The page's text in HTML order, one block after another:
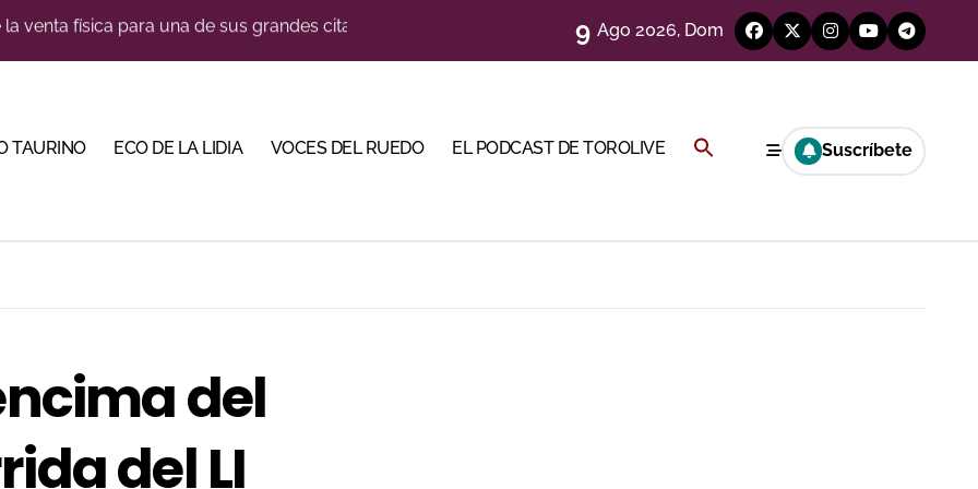
sitio con una gran faena y dos orejas
en una noche de recortes, emoción y gran ambiente
abren la Puerta Grande en una tarde triunfal en Azuaga
marcan la jornada con Julio Romero, Andy Cartagena y Hugo Tarbelli
García Jiménez cerrará la temporada de El Puerto
9 Ago 2026, Dom
TAURINO ECO DE LA LIDIA VOCES DEL RUEDO EL PODCAST DE TOROLIVE Buscar: Suscríbete
del
del LI